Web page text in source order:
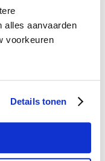
alles aanvaarden
voorkeuren
Details tonen